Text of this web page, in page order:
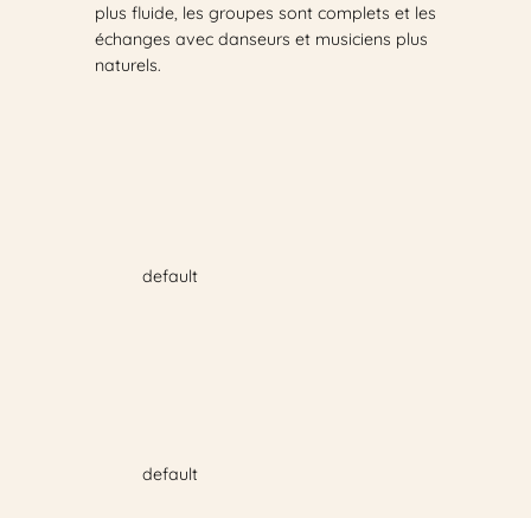
plus fluide, les groupes sont complets et les
échanges avec danseurs et musiciens plus
naturels.
default
default